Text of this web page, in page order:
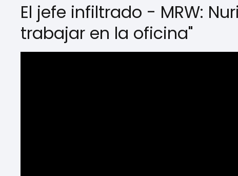
El jefe infiltrado - MRW:
trabajar en la oficina"